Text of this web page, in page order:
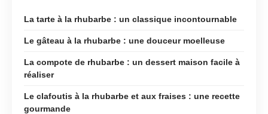
La tarte à la rhubarbe : un classique incontournable
Le gâteau à la rhubarbe : une douceur moelleuse
La compote de rhubarbe : un dessert maison facile à
réaliser
Le clafoutis à la rhubarbe et aux fraises : une recette
gourmande